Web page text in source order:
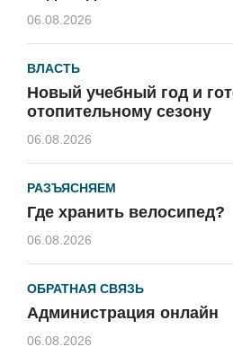
06.08.2026
ВЛАСТЬ
Новый учебный год и
отопительному сезону
06.08.2026
РАЗЪЯСНЯЕМ
Где хранить велосипед?
06.08.2026
ОБРАТНАЯ СВЯЗЬ
Администрация онлайн
06.08.2026